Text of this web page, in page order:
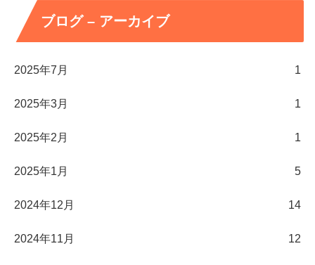
ブログ – アーカイブ
2025年7月 1
2025年3月 1
2025年2月 1
2025年1月 5
2024年12月 14
2024年11月 12